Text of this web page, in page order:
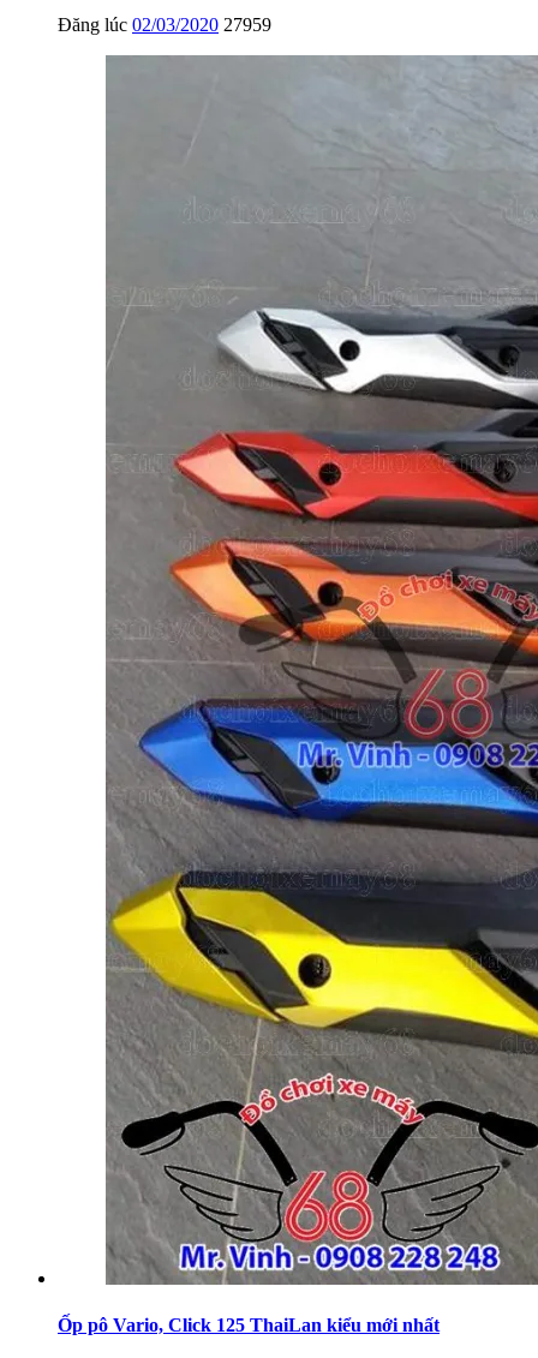
Đăng lúc 02/03/2020 27959
Ốp pô Vario, Click 125 ThaiLan kiểu mới nhất